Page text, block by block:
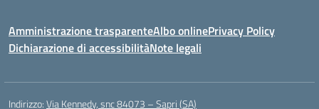
Amministrazione trasparenteAlbo onlinePrivacy Policy
Dichiarazione di accessibilitàNote legali
Indirizzo:Via Kennedy, snc 84073 – Sapri (SA)